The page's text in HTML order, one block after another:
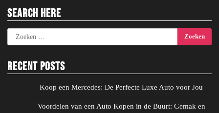
Search Here
Zoeken
naar:
Recent Posts
Koop een Mercedes: De Perfecte Luxe Auto voor Jou
Voordelen van een Auto Kopen in de Buurt: Gemak en